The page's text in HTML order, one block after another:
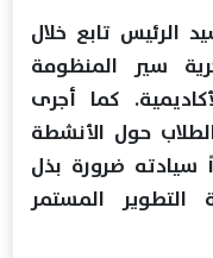
الرئيس تابع خلال
سير المنظومة
كما أجرى
حول الأنشطة
سيادته ضرورة بذل
المستمر